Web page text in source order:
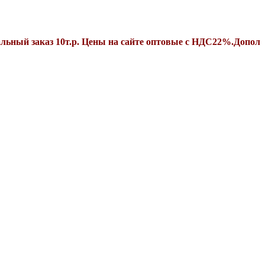
10т.р. Цены на сайте оптовые с